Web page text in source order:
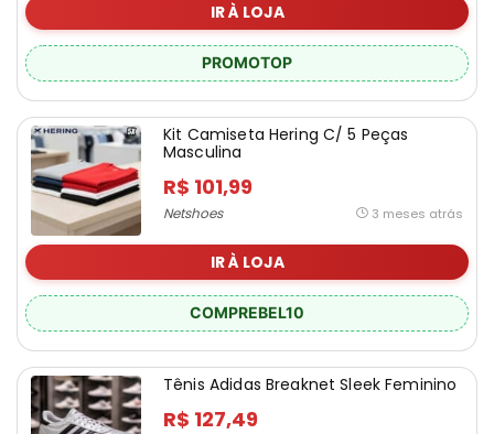
IR À LOJA
PROMOTOP
Kit Camiseta Hering C/ 5 Peças
Masculina
R$ 101,99
Netshoes 3 meses atrás
IR À LOJA
COMPREBEL10
Tênis Adidas Breaknet Sleek Feminino
R$ 127,49